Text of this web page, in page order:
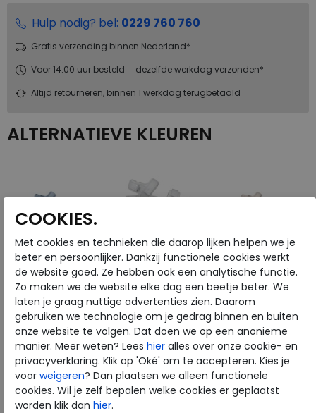
Hulp nodig? bel: 0229 760 760
Gratis verzending binnen Nederland*
Voor 14:00 uur besteld = dezelfde werkdag verzonden*
Altijd retourneren, binnen 1 werkdag terugbetaald
ALTERNATIEVE KLEUREN
Merk
ECCO
Fabrikantcode
21310301001
Bestelcode
210.01.000067
Kleur
Black
COOKIES.
Met cookies en technieken die daarop lijken helpen we je
beter en persoonlijker. Dankzij functionele cookies werkt
de website goed. Ze hebben ook een analytische functie.
Zo maken we de website elke dag een beetje beter. We
laten je graag nuttige advertenties zien. Daarom
gebruiken we technologie om je gedrag binnen en buiten
onze website te volgen. Dat doen we op een anonieme
manier. Meer weten? Lees hier alles over onze cookie- en
privacyverklaring. Klik op 'Oké' om te accepteren. Kies je
voor weigeren? Dan plaatsen we alleen functionele
cookies. Wil je zelf bepalen welke cookies er geplaatst
worden klik dan hier.